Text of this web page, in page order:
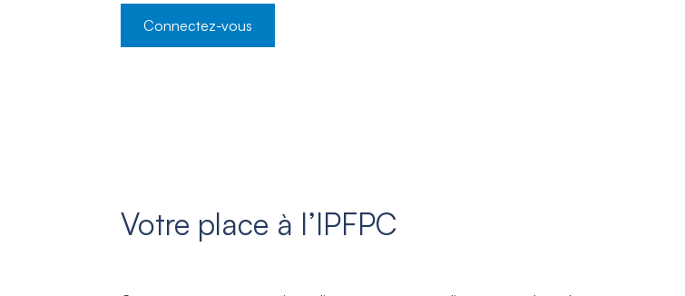
Connectez-vous
Votre place à l’IPFPC